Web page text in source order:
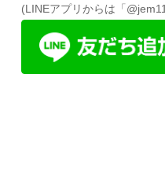
(LINEアプリからは「